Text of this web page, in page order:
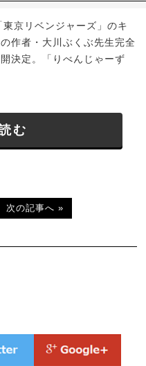
京リベンジャーズ」のキ
作者・大川ぶくぶ先生完全
決定。「りべんじゃーず
む
次の記事へ »